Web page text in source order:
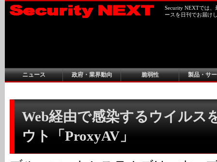
Security NEXTでは
ースを日刊でお届け
ニュース 政府・業界動向 脆弱性 製品・サ
Web経由で感染するウイルス
ウト「ProxyAV」